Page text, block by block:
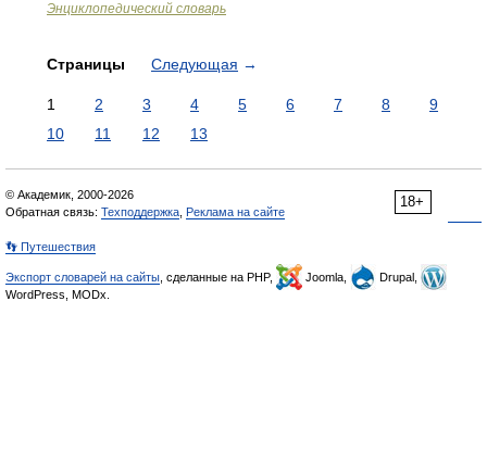
Энциклопедический словарь
Страницы Следующая →
1 2 3 4 5 6 7 8
9
10
11 12 13
18+
© Академик, 2000-2026
Обратная связь: Техподдержка Реклама на сайте
👣 Путешествия
Экспорт словарей на сайты , сделанные на PHP, Joomla,
Drupal,
WordPress, MODx.